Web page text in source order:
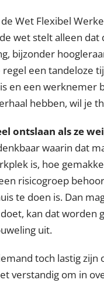
Wet Flexibel
wet stelt alleen
bijzonder
een tandeloze
en een werknemer
hebben, wil je
ontslaan als ze
waarin dat
is, hoe
risicogroep
te doen is. Dan
kan dat worden
uit.
toch lastig
verstandig om in